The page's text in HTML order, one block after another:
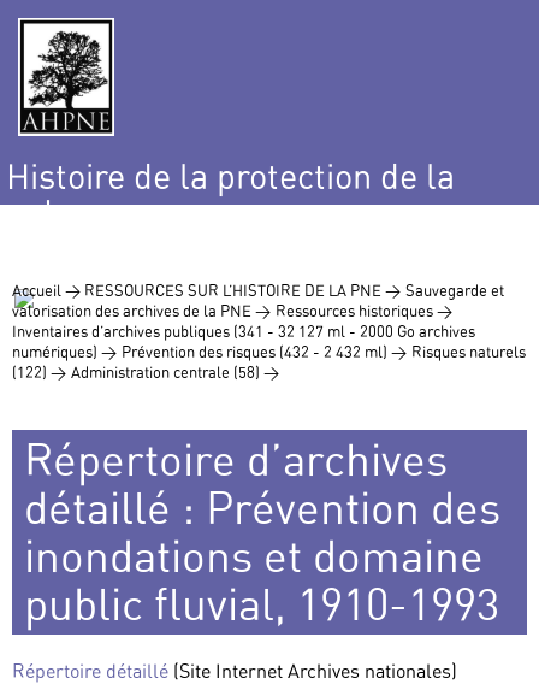
Histoire de la protection de la
nature
Accueil > RESSOURCES SUR L’HISTOIRE DE LA PNE > Sauvegarde et
valorisation des archives de la PNE > Ressources historiques >
Inventaires d’archives publiques (341 - 32 127 ml - 2000 Go archives
numériques) > Prévention des risques (432 - 2 432 ml) > Risques naturels
(122) > Administration centrale (58) >
Répertoire d’archives
détaillé : Prévention des
inondations et domaine
public fluvial, 1910-1993
Répertoire détaillé (Site Internet Archives nationales)